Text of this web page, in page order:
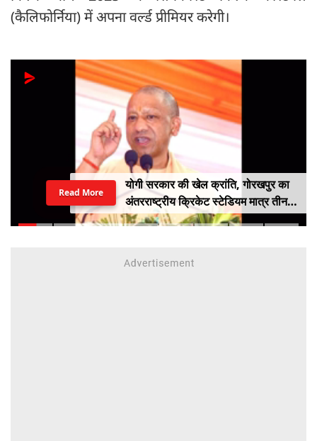
(कैलिफोर्निया) में अपना वर्ल्ड प्रीमियर करेगी।
योगी सरकार की खेल क्रांति, गोरखपुर का
अंतरराष्ट्रीय क्रिकेट स्टेडियम मात्र तीन
महीने में लगभग 20% तैयार
Read More